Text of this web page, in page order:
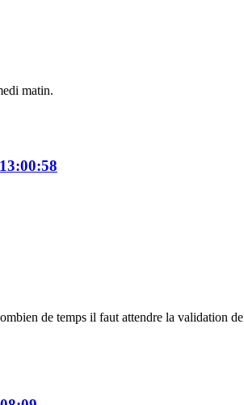
matin.
de temps il faut attendre la validation